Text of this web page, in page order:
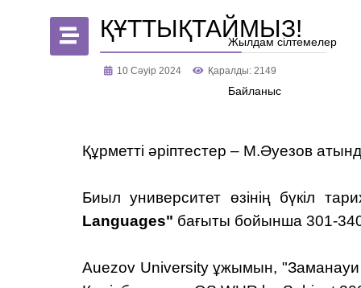
Жылдам сілтемелер
Байланыс
ҚҰТТЫҚТАЙМЫЗ!
10 Сәуір 2024 Қаралды: 2149
Құрметті әріптестер – М.Әуезов
Биыл университет өзінің бүкіл
Languages" бағыты бойынша 301-340
Auezov University ұжымын, "Заманауи